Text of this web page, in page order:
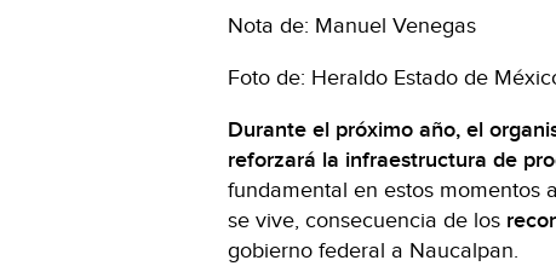
Nota de: Manuel Venegas
Foto de: Heraldo Estado de
Durante el próximo año, el
reforzará la infraestructura de
fundamental en estos momentos
se vive, consecuencia de los
gobierno federal a Naucalpan.